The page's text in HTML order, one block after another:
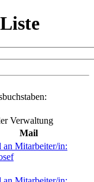
Verwaltung
Mail